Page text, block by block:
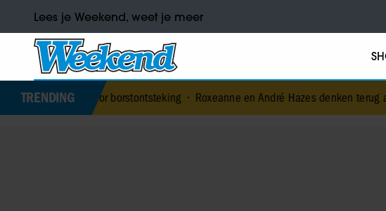
Lees je Weekend, weet je meer
TRENDING
door borstontsteking•Roxeanne en André Hazes denken terug aan ‘kapot